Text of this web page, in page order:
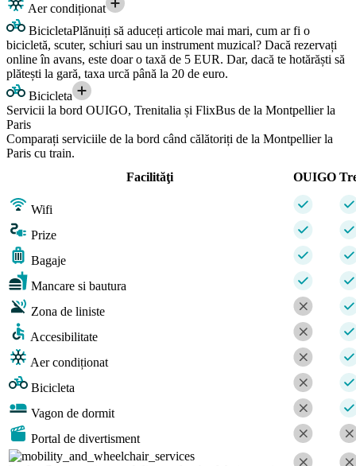
Aer condiționat
BicicletaPlănuiți să aduceți articole mai mari, cum ar fi o
bicicletă, scuter, schiuri sau un instrument muzical? Dacă rezervați
online în avans, este doar o taxă de 5 EUR. Dar, dacă te hotărăști să
plătești la gară, taxa urcă până la 20 de euro.
Bicicleta
Servicii la bord OUIGO, Trenitalia și FlixBus de la Montpellier la
Paris
Comparați serviciile de la bord când călătoriți de la Montpellier la
Paris cu train.
Facilităţi
OUIGO
Wifi
Prize
Bagaje
Mancare si bautura
Zona de liniste
Accesibilitate
Aer condiționat
Bicicleta
Vagon de dormit
Portal de divertisment